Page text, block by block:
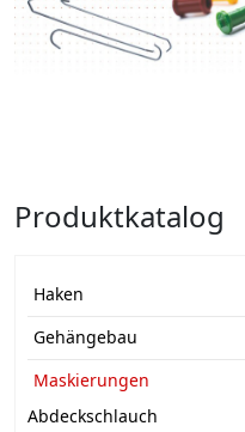
Produktkatalog
Haken
Gehängebau
Maskierungen
Abdeckschlauch